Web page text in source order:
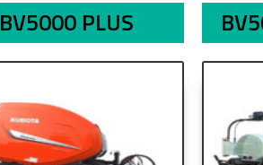
BV5000 PLUS